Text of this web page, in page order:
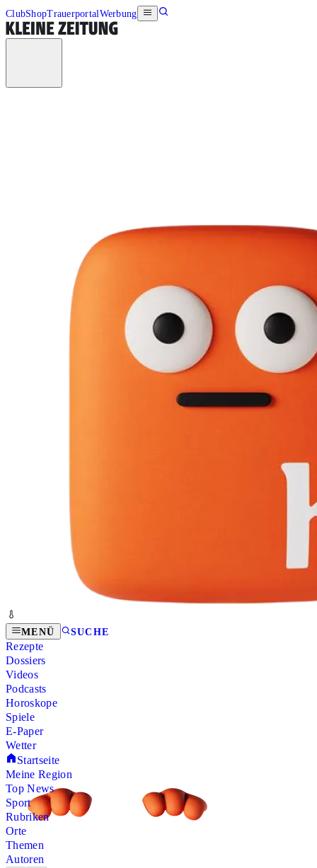
ClubShopTrauerportalWerbung
MENÜ SUCHE
Rezepte
Dossiers
Videos
Podcasts
Horoskope
Spiele
E-Paper
Wetter
Startseite
Meine Region
Top News
Sport
Rubriken
Orte
Themen
Autoren